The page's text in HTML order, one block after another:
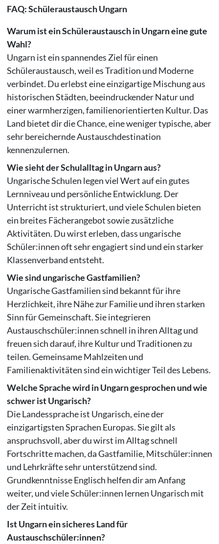
FAQ: Schüleraustausch Ungarn
Warum ist ein Schüleraustausch in Ungarn eine gute
Wahl?
Ungarn ist ein spannendes Ziel für einen
Schüleraustausch, weil es Tradition und Moderne
verbindet. Du erlebst eine einzigartige Mischung aus
historischen Städten, beeindruckender Natur und
einer warmherzigen, familienorientierten Kultur. Das
Land bietet dir die Chance, eine weniger typische, aber
sehr bereichernde Austauschdestination
kennenzulernen.
Wie sieht der Schulalltag in Ungarn aus?
Ungarische Schulen legen viel Wert auf ein gutes
Lernniveau und persönliche Entwicklung. Der
Unterricht ist strukturiert, und viele Schulen bieten
ein breites Fächerangebot sowie zusätzliche
Aktivitäten. Du wirst erleben, dass ungarische
Schüler:innen oft sehr engagiert sind und ein starker
Klassenverband entsteht.
Wie sind ungarische Gastfamilien?
Ungarische Gastfamilien sind bekannt für ihre
Herzlichkeit, ihre Nähe zur Familie und ihren starken
Sinn für Gemeinschaft. Sie integrieren
Austauschschüler:innen schnell in ihren Alltag und
freuen sich darauf, ihre Kultur und Traditionen zu
teilen. Gemeinsame Mahlzeiten und
Familienaktivitäten sind ein wichtiger Teil des Lebens.
Welche Sprache wird in Ungarn gesprochen und wie
schwer ist Ungarisch?
Die Landessprache ist Ungarisch, eine der
einzigartigsten Sprachen Europas. Sie gilt als
anspruchsvoll, aber du wirst im Alltag schnell
Fortschritte machen, da Gastfamilie, Mitschüler:innen
und Lehrkräfte sehr unterstützend sind.
Grundkenntnisse Englisch helfen dir am Anfang
weiter, und viele Schüler:innen lernen Ungarisch mit
der Zeit intuitiv.
Ist Ungarn ein sicheres Land für
Austauschschüler:innen?